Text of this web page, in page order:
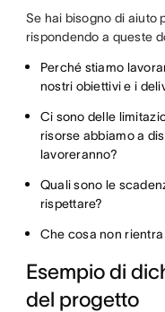
Se hai bisogno di aiuto
rispondendo a queste
Perché stiamo
nostri obiettivi e i
Ci sono delle
risorse abbiamo a
lavoreranno?
Quali sono le
rispettare?
Che cosa non rientra
Esempio di
del progetto